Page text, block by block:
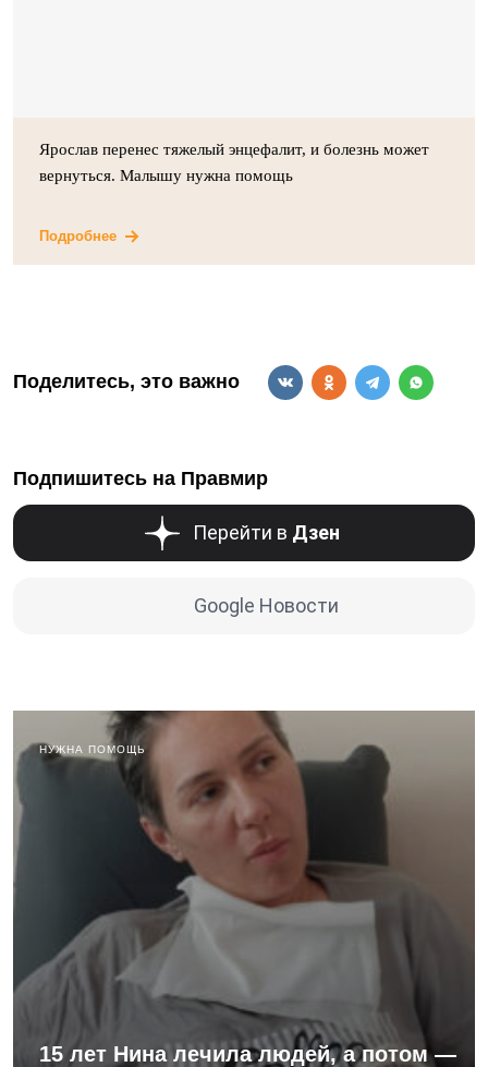
Ярослав перенес тяжелый энцефалит, и болезнь может
вернуться. Малышу нужна помощь
Подробнее
Поделитесь, это важно
Подпишитесь на Правмир
Перейти в Дзен
Google Новости
НУЖНА ПОМОЩЬ
15 лет Нина лечила людей, а потом —